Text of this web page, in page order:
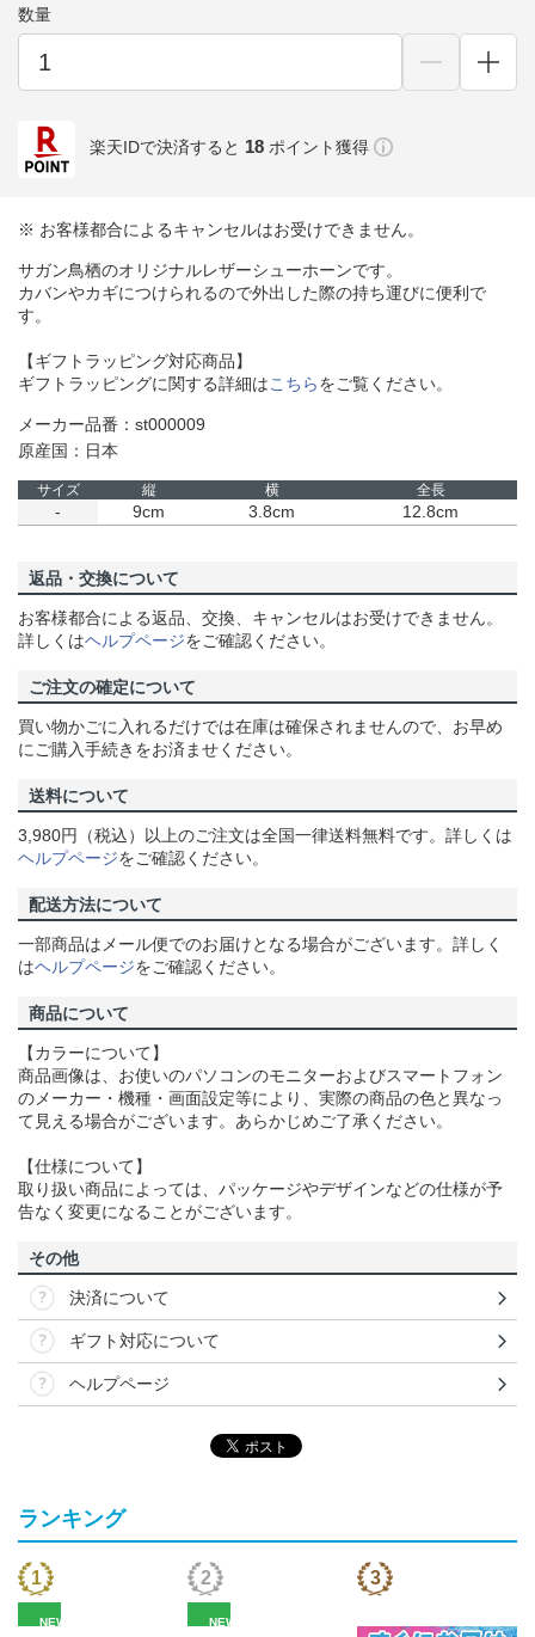
数量
楽天IDで決済すると 18 ポイント獲得
※ お客様都合によるキャンセルはお受けできません。
サガン鳥栖のオリジナルレザーシューホーンです。
カバンやカギにつけられるので外出した際の持ち運びに便利で
す。
【ギフトラッピング対応商品】
ギフトラッピングに関する詳細はこちらをご覧ください。
メーカー品番：st000009
原産国：日本
サイズ 縦 横 全長
- 9cm 3.8cm 12.8cm
返品・交換について
お客様都合による返品、交換、キャンセルはお受けできません。
詳しくはヘルプページをご確認ください。
ご注文の確定について
買い物かごに入れるだけでは在庫は確保されませんので、お早め
にご購入手続きをお済ませください。
送料について
3,980円（税込）以上のご注文は全国一律送料無料です。詳しくは
ヘルプページをご確認ください。
配送方法について
一部商品はメール便でのお届けとなる場合がございます。詳しく
はヘルプページをご確認ください。
商品について
【カラーについて】
商品画像は、お使いのパソコンのモニターおよびスマートフォン
のメーカー・機種・画面設定等により、実際の商品の色と異なっ
て見える場合がございます。あらかじめご了承ください。
【仕様について】
取り扱い商品によっては、パッケージやデザインなどの仕様が予
告なく変更になることがございます。
その他
決済について
ギフト対応について
ヘルプページ
ランキング
NEW NEW